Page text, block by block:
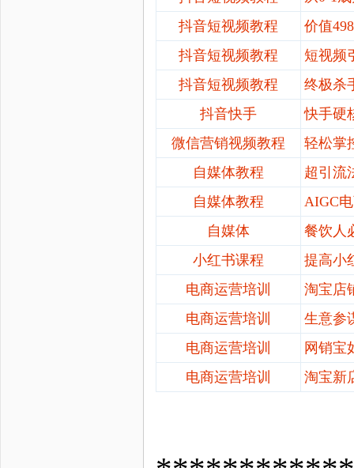
抖音短视频教程
价值
抖音短视频教程
短视频
抖音短视频教程
终极杀
抖音快手
快手硬
微信营销视频教程
轻松掌
自媒体教程
超引流
自媒体教程
AIGC
自媒体
餐饮人
小红书课程
提高小
电商运营培训
淘宝店
电商运营培训
生意参
电商运营培训
网销宝
电商运营培训
淘宝新